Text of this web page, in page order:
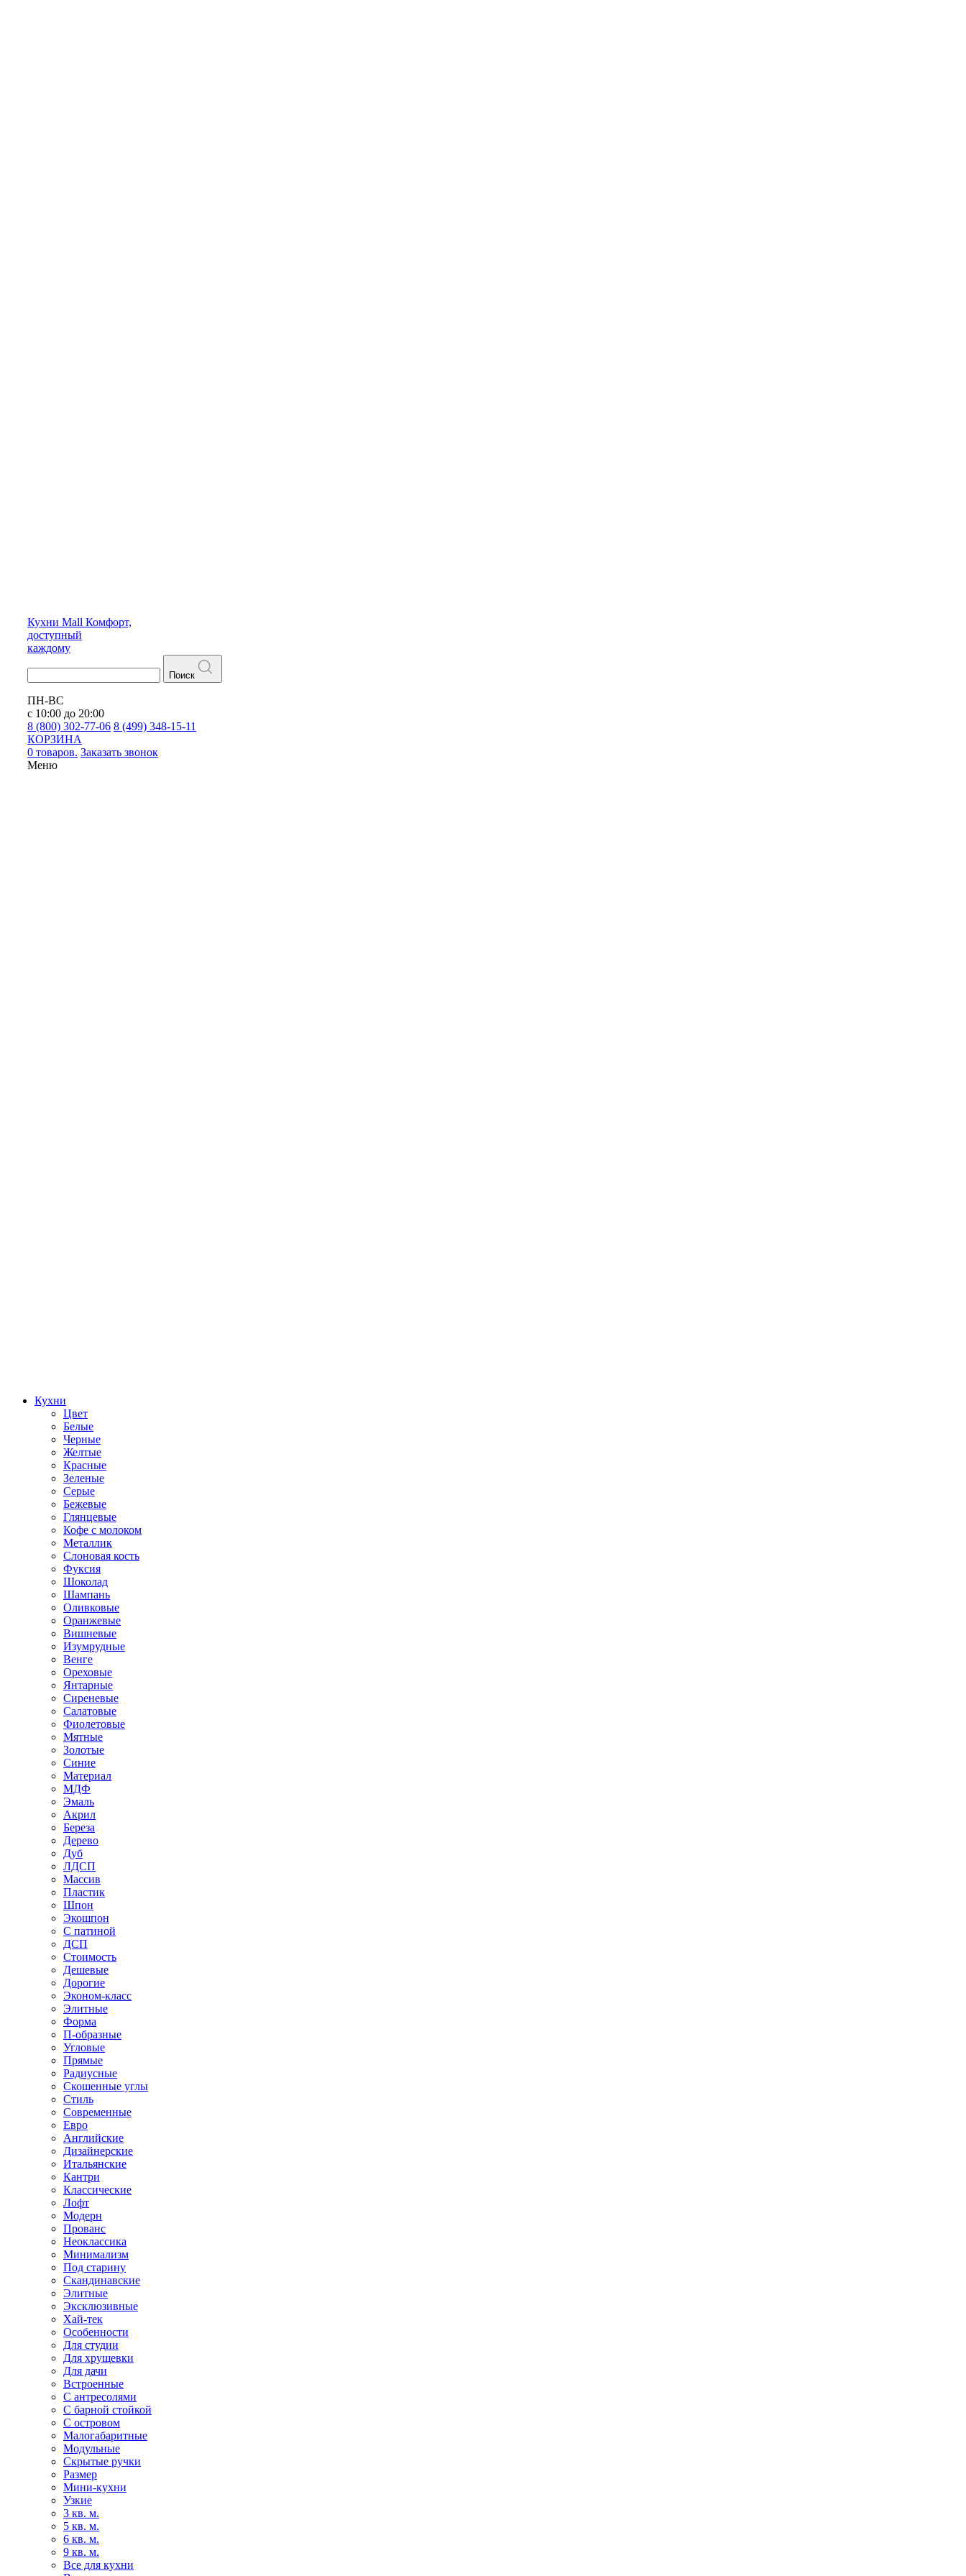
Кухни Mall Комфорт,
доступный
каждому
Поиск
ПН-ВС
с 10:00 до 20:00
8 (800) 302-77-06 8 (499) 348-15-11
КОРЗИНА
0 товаров. Заказать звонок
Меню
Кухни
Цвет
Белые
Черные
Желтые
Красные
Зеленые
Серые
Бежевые
Глянцевые
Кофе с молоком
Металлик
Слоновая кость
Фуксия
Шоколад
Шампань
Оливковые
Оранжевые
Вишневые
Изумрудные
Венге
Ореховые
Янтарные
Сиреневые
Салатовые
Фиолетовые
Мятные
Золотые
Синие
Материал
МДФ
Эмаль
Акрил
Береза
Дерево
Дуб
ЛДСП
Массив
Пластик
Шпон
Экошпон
С патиной
ДСП
Стоимость
Дешевые
Дорогие
Эконом-класс
Элитные
Форма
П-образные
Угловые
Прямые
Радиусные
Скошенные углы
Стиль
Современные
Евро
Английские
Дизайнерские
Итальянские
Кантри
Классические
Лофт
Модерн
Прованс
Неоклассика
Минимализм
Под старину
Скандинавские
Элитные
Эксклюзивные
Хай-тек
Особенности
Для студии
Для хрущевки
Для дачи
Встроенные
С антресолями
С барной стойкой
С островом
Малогабаритные
Модульные
Скрытые ручки
Размер
Мини-кухни
Узкие
3 кв. м.
5 кв. м.
6 кв. м.
9 кв. м.
Все для кухни